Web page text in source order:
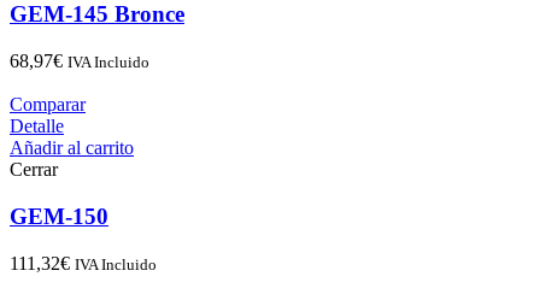
GEM-145 Bronce
68,97€ IVA Incluido
Comparar
Detalle
Añadir al carrito
Cerrar
GEM-150
111,32€ IVA Incluido